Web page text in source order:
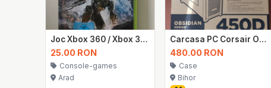
Joc Xbox 360 / Xbox 360 Game – Halo 4
25.00 RON
Console-games
Arad
Carcasa PC Corsair Obsidian 450D + 8 ventilatoare Corsair + controller NZXT Sentry 3
480.00 RON
Case
Bihor